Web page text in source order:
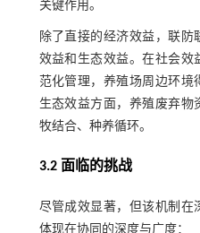
关键作用。
除了直接的经济效益，联
效益和生态效益。在社会效
范化管理，养殖场周边环境
生态效益方面，养殖废弃物
牧结合、种养循环。
3.2 面临的挑战
尽管成效显著，但该机制在
体现在协同的深度与广度：